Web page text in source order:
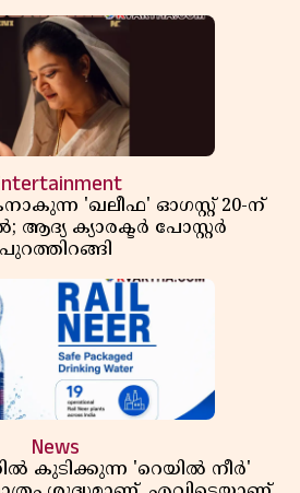
'ഖലീഫ' ഓഗസ്റ്റ് 20-ന്
ആദ്യ ക്യാരക്ടർ പോസ്റ്റർ
പുറത്തിറങ്ങി
News
കുടിക്കുന്ന 'റെയിൽ നീർ'